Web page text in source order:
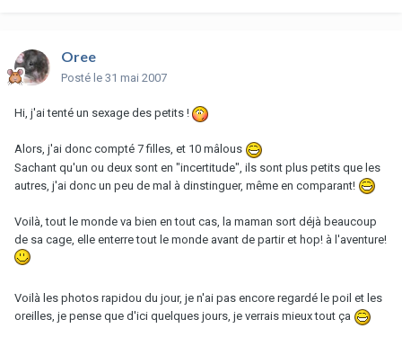
Oree
Posté le 31 mai 2007
Hi, j'ai tenté un sexage des petits !
Alors, j'ai donc compté 7 filles, et 10 mâlous
Sachant qu'un ou deux sont en "incertitude", ils sont plus petits que les
autres, j'ai donc un peu de mal à dinstinguer, même en comparant!
Voilà, tout le monde va bien en tout cas, la maman sort déjà beaucoup
de sa cage, elle enterre tout le monde avant de partir et hop! à l'aventure!
Voilà les photos rapidou du jour, je n'ai pas encore regardé le poil et les
oreilles, je pense que d'ici quelques jours, je verrais mieux tout ça